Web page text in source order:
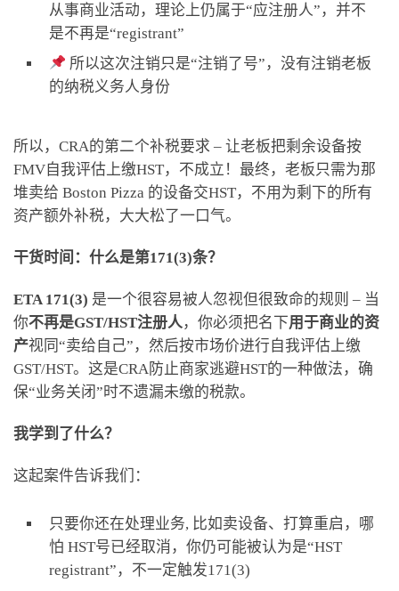
从事商业活动，理论上仍属于“应注册人”，并不
是不再是“registrant”
所以这次注销只是“注销了号”，没有注销老板
的纳税义务人身份
所以，CRA的第二个补税要求 – 让老板把剩余设备按
FMV自我评估上缴HST，不成立！最终，老板只需为那
堆卖给 Boston Pizza 的设备交HST，不用为剩下的所有
资产额外补税，大大松了一口气。
干货时间：什么是第171(3)条？
ETA 171(3) 是一个很容易被人忽视但很致命的规则 – 当
你不再是GST/HST注册人，你必须把名下用于商业的资
产视同“卖给自己”，然后按市场价进行自我评估上缴
GST/HST。这是CRA防止商家逃避HST的一种做法，确
保“业务关闭”时不遗漏未缴的税款。
我学到了什么？
这起案件告诉我们：
只要你还在处理业务, 比如卖设备、打算重启，哪
怕 HST号已经取消，你仍可能被认为是“HST
registrant”，不一定触发171(3)